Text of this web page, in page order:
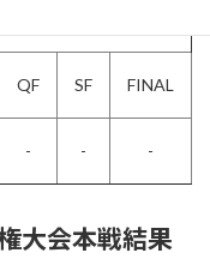
QF SF FINAL
- - -
大会本戦結果